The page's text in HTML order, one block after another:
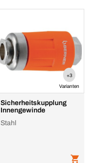
+3
Varianten
Sicherheitskupplung
Innengewinde
Stahl